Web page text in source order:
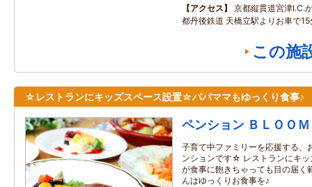
アクセス
京都縦貫道宮津I.C.
都丹後鉄道 天橋立駅よりお車で15
この施
☆レストランにキッズスペース設置☆パパママもゆっくり食事♪
ペンション ＢＬＯＯＭ
子育て中ファミリーを応援する、
ンションです☆ レストランにキッ
が食事に飽きちゃっても目の届く
んはゆっくりお食事を♪